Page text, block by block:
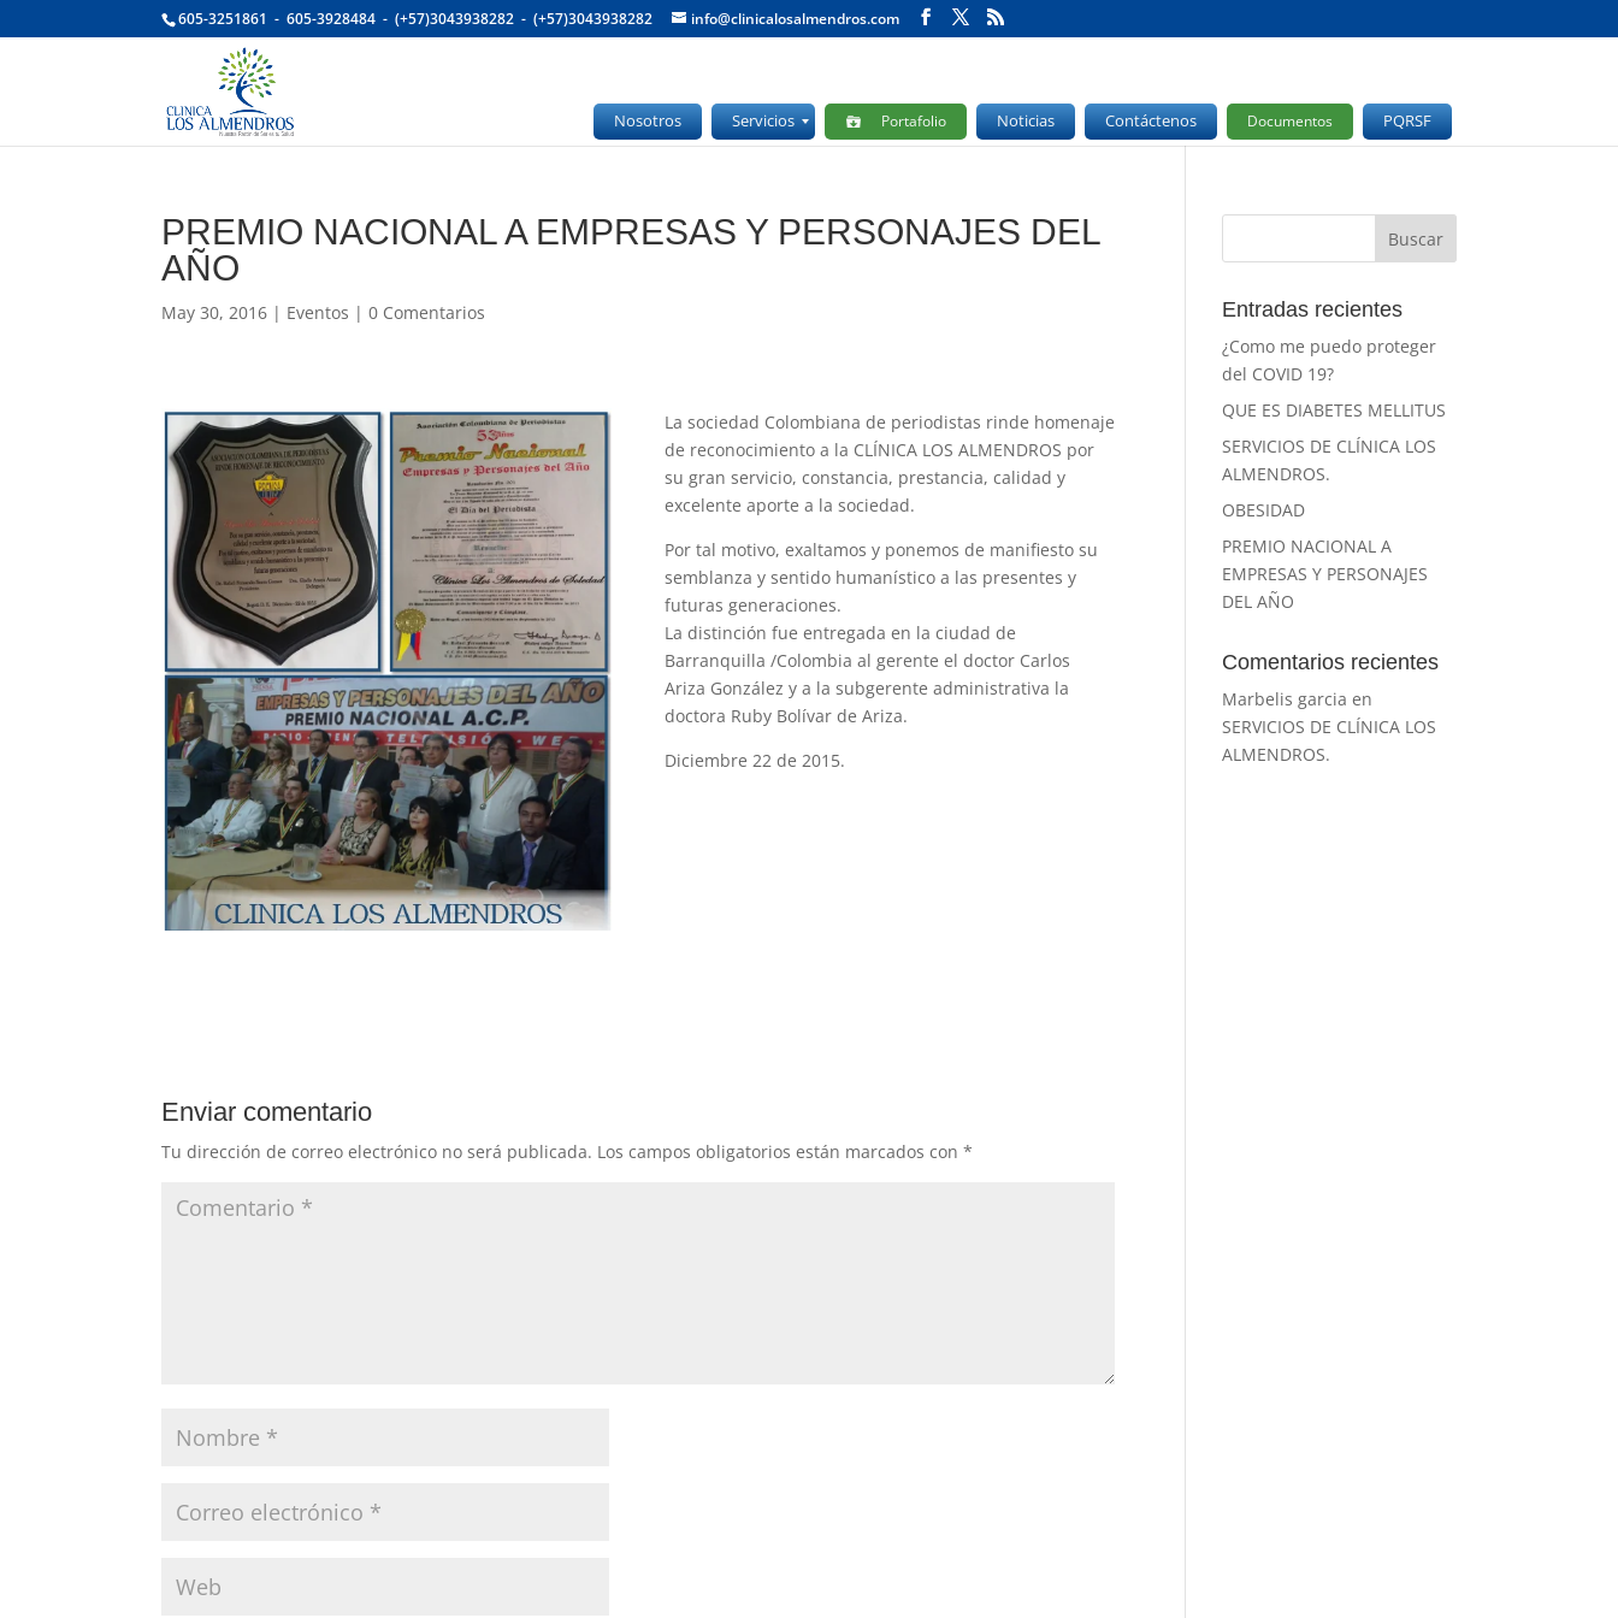
605-3251861 - 605-3928484 - (+57)3043938282 - (+57)3043938282 info@clinicalosalmendros.com
Nosotros Servicios Portafolio Noticias Contáctenos Documentos PQRSF
PREMIO NACIONAL A EMPRESAS Y PERSONAJES DEL
AÑO
May 30, 2016 | Eventos |0 Comentarios
La sociedad Colombiana de periodistas rinde homenaje
de reconocimiento a la CLÍNICA LOS ALMENDROS por
su gran servicio, constancia, prestancia, calidad y
excelente aporte a la sociedad.
Por tal motivo, exaltamos y ponemos de manifiesto su
semblanza y sentido humanístico a las presentes y
futuras generaciones.
La distinción fue entregada en la ciudad de
Barranquilla /Colombia al gerente el doctor Carlos
Ariza González y a la subgerente administrativa la
doctora Ruby Bolívar de Ariza.
Diciembre 22 de 2015.
Enviar comentario
Tu dirección de correo electrónico no será publicada. Los campos obligatorios están marcados con*
Entradas recientes
¿Como me puedo proteger
del COVID 19?
QUE ES DIABETES MELLITUS
SERVICIOS DE CLÍNICA LOS
ALMENDROS.
OBESIDAD
PREMIO NACIONAL A
EMPRESAS Y PERSONAJES
DEL AÑO
Comentarios recientes
Marbelis garcia en
SERVICIOS DE CLÍNICA LOS
ALMENDROS.